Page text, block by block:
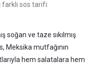
sos tarifi:
soğan ve taze sıkılmış
Meksika mutfağının
hem salatalara hem